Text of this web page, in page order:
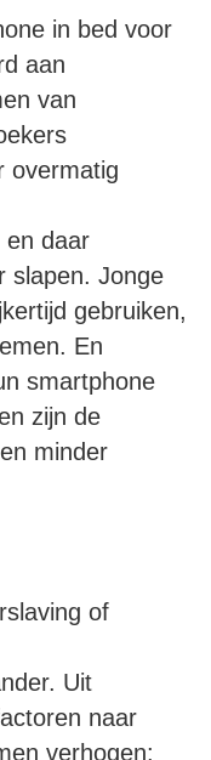
in bed voor
aan
van
overmatig
en daar
slapen. Jonge
gebruiken,
En
smartphone
zijn de
minder
of
Uit
naar
verhogen: